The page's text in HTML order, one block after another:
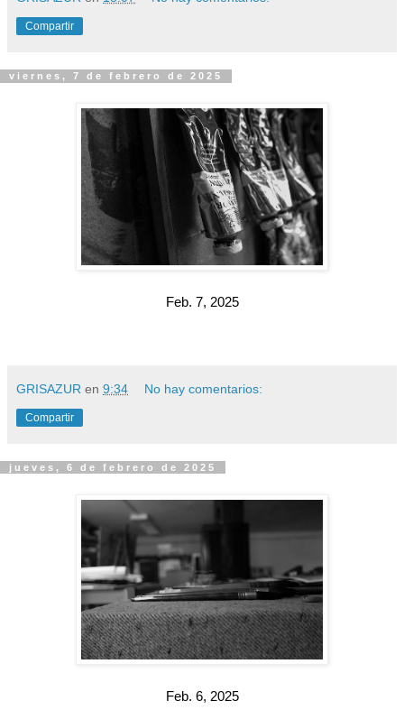
Compartir
viernes, 7 de febrero de 2025
Feb. 7, 2025
GRISAZUR en 9:34 No hay comentarios:
Compartir
jueves, 6 de febrero de 2025
Feb. 6, 2025